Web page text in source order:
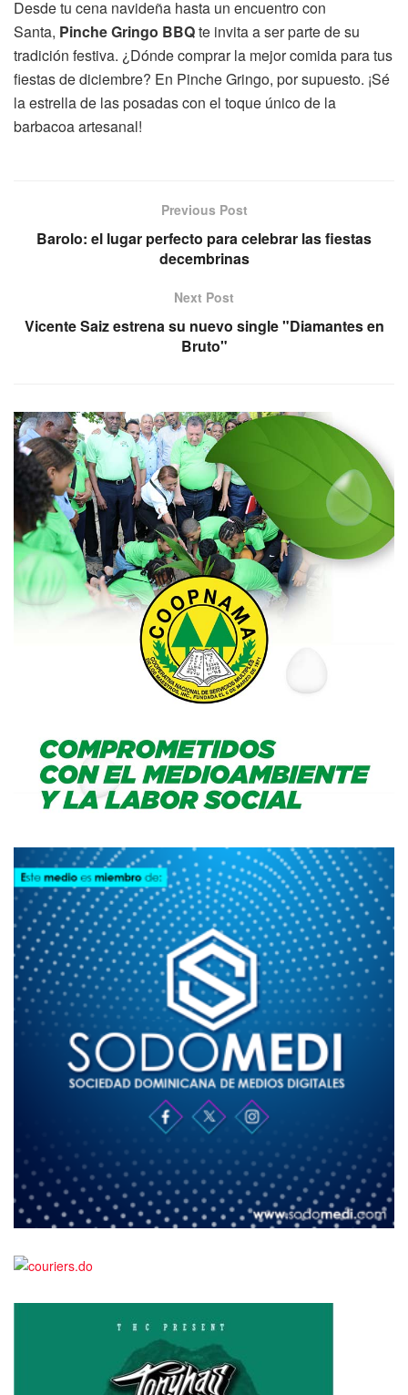
Desde tu cena navideña hasta un encuentro con
Santa, Pinche Gringo BBQte invita a ser parte de su
tradición festiva. ¿Dónde comprar la mejor comida para tus
fiestas de diciembre? En Pinche Gringo, por supuesto. ¡Sé
la estrella de las posadas con el toque único de la
barbacoa artesanal!
Previous Post
Barolo: el lugar perfecto para celebrar las fiestas
decembrinas
Next Post
Vicente Saiz estrena su nuevo single "Diamantes en
Bruto"